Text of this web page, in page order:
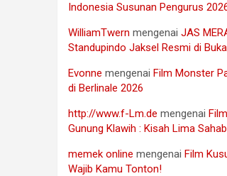
Indonesia Susunan Pengurus
WilliamTwern mengenaiJAS
Standupindo Jaksel Resmi di Buka
Evonne mengenai Film Monster
di Berlinale 2026
http://www.f-Lm.de mengenai
Gunung Klawih : Kisah Lima
memek online mengenai Film
Wajib Kamu Tonton!